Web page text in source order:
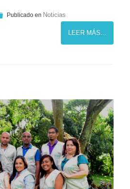
Publicado en Noticias
LEER MÁS...